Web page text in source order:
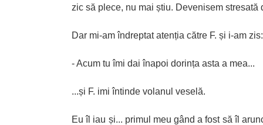
zic să plece, nu mai știu. Devenisem stresată
Dar mi-am îndreptat atenția către F. și i-am zis:
- Acum tu îmi dai înapoi dorința asta a mea...
...și F. imi întinde volanul veselă.
Eu îl iau și... primul meu gând a fost să îl